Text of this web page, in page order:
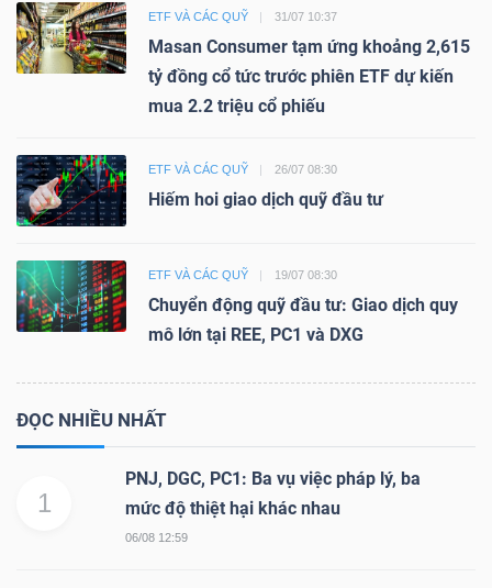
ETF VÀ CÁC QUỸ 31/07 10:37
Masan Consumer tạm ứng khoảng 2,615
tỷ đồng cổ tức trước phiên ETF dự kiến
mua 2.2 triệu cổ phiếu
ETF VÀ CÁC QUỸ 26/07 08:30
Hiếm hoi giao dịch quỹ đầu tư
ETF VÀ CÁC QUỸ 19/07 08:30
Chuyển động quỹ đầu tư: Giao dịch quy
mô lớn tại REE, PC1 và DXG
ĐỌC NHIỀU NHẤT
1
PNJ, DGC, PC1: Ba vụ việc pháp lý, ba
mức độ thiệt hại khác nhau
06/08 12:59